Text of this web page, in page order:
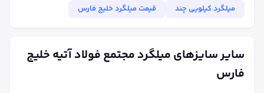
میلگرد کیلویی چند قیمت میلگرد خلیج فارس
سایر سایزهای میلگرد مجتمع فولاد آتیه خلیج
فارس